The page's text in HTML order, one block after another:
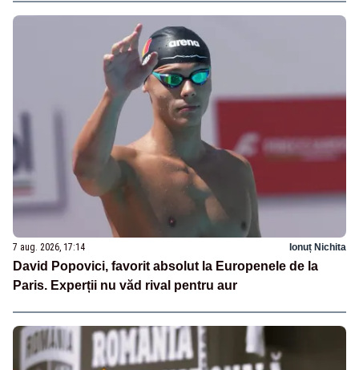
7 aug. 2026, 17:14 Ionuț Nichita
David Popovici, favorit absolut la Europenele de la
Paris. Experții nu văd rival pentru aur